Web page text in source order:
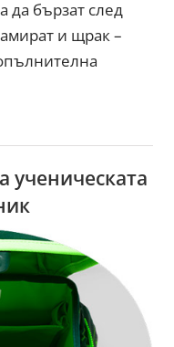
да бързат след
и щрак –
ученическата